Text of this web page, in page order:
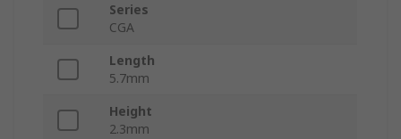
Series
CGA
Length
5.7mm
Height
2.3mm